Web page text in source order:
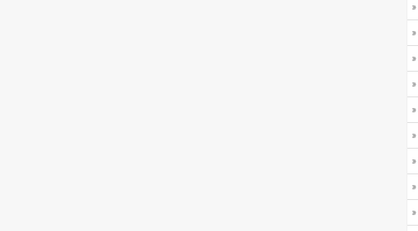
»
»
»
»
»
»
»
»
»